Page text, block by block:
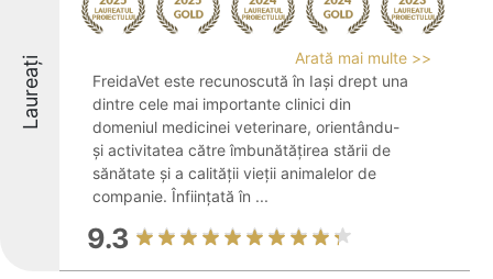
Laureați
Arată mai multe >>
FreidaVet este recunoscută în Iași drept una
dintre cele mai importante clinici din
domeniul medicinei veterinare, orientându-
și activitatea către îmbunătățirea stării de
sănătate și a calității vieții animalelor de
companie. Înființată în ...
9.3